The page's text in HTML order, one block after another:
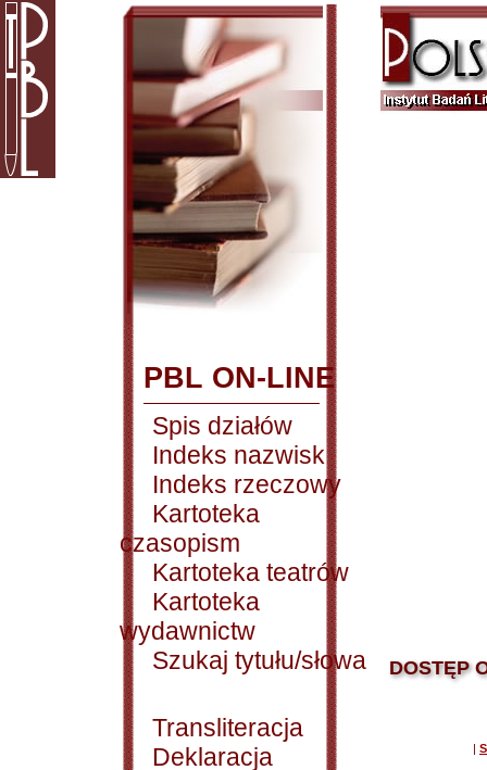
PBL ON-LINE
Spis działów
Indeks nazwisk
Indeks rzeczowy
Kartoteka
czasopism
Kartoteka teatrów
Kartoteka
wydawnictw
Szukaj tytułu/słowa
Transliteracja
Deklaracja
DOSTĘP
|